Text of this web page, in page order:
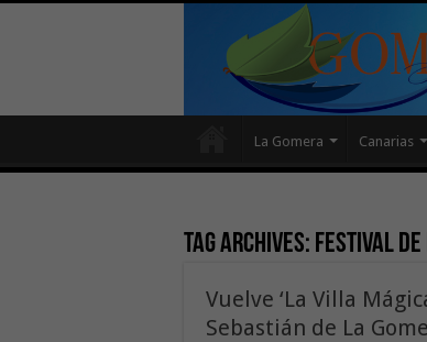
La Gomera Canarias
Tag Archives: festival de
Vuelve ‘La Villa
Sebastián de La